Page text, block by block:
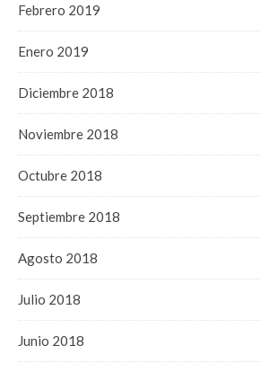
Febrero 2019
Enero 2019
Diciembre 2018
Noviembre 2018
Octubre 2018
Septiembre 2018
Agosto 2018
Julio 2018
Junio 2018